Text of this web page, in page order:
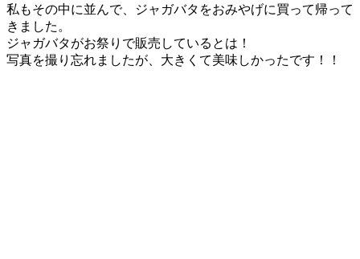
私もその中に並んで、ジャガバタをおみやげに買って帰って
きました。
ジャガバタがお祭りで販売しているとは！
写真を撮り忘れましたが、大きくて美味しかったです！！